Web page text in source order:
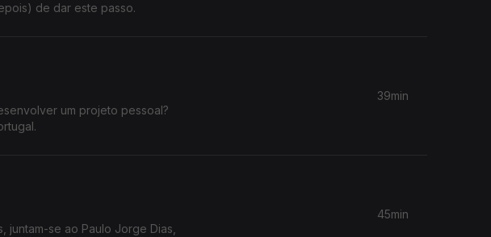
de dar este passo.
um projeto pessoal?
39min
se ao Paulo Jorge Dias,
45min